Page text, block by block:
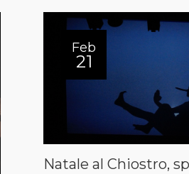
Feb
21